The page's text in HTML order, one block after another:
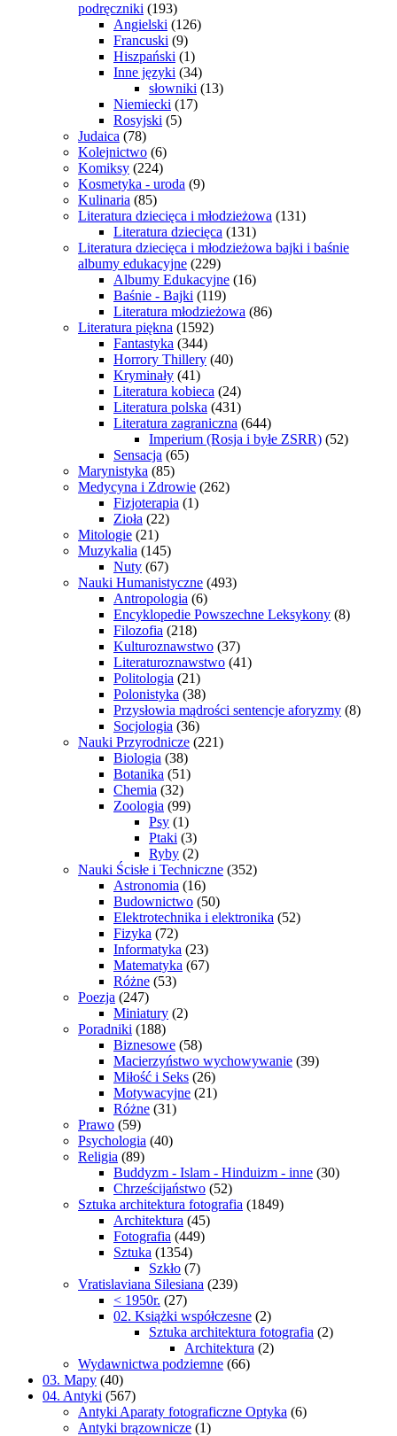
podręczniki (193)
Angielski (126)
Francuski (9)
Hiszpański (1)
Inne języki (34)
słowniki (13)
Niemiecki (17)
Rosyjski (5)
Judaica (78)
Kolejnictwo (6)
Komiksy (224)
Kosmetyka - uroda (9)
Kulinaria (85)
Literatura dziecięca i młodzieżowa (131)
Literatura dziecięca (131)
Literatura dziecięca i młodzieżowa bajki i baśnie
albumy edukacyjne (229)
Albumy Edukacyjne (16)
Baśnie - Bajki (119)
Literatura młodzieżowa (86)
Literatura piękna (1592)
Fantastyka (344)
Horrory Thillery (40)
Kryminały (41)
Literatura kobieca (24)
Literatura polska (431)
Literatura zagraniczna (644)
Imperium (Rosja i byłe ZSRR) (52)
Sensacja (65)
Marynistyka (85)
Medycyna i Zdrowie (262)
Fizjoterapia (1)
Zioła (22)
Mitologie (21)
Muzykalia (145)
Nuty (67)
Nauki Humanistyczne (493)
Antropologia (6)
Encyklopedie Powszechne Leksykony (8)
Filozofia (218)
Kulturoznawstwo (37)
Literaturoznawstwo (41)
Politologia (21)
Polonistyka (38)
Przysłowia mądrości sentencje aforyzmy (8)
Socjologia (36)
Nauki Przyrodnicze (221)
Biologia (38)
Botanika (51)
Chemia (32)
Zoologia (99)
Psy (1)
Ptaki (3)
Ryby (2)
Nauki Ścisłe i Techniczne (352)
Astronomia (16)
Budownictwo (50)
Elektrotechnika i elektronika (52)
Fizyka (72)
Informatyka (23)
Matematyka (67)
Różne (53)
Poezja (247)
Miniatury (2)
Poradniki (188)
Biznesowe (58)
Macierzyństwo wychowywanie (39)
Miłość i Seks (26)
Motywacyjne (21)
Różne (31)
Prawo (59)
Psychologia (40)
Religia (89)
Buddyzm - Islam - Hinduizm - inne (30)
Chrześcijaństwo (52)
Sztuka architektura fotografia (1849)
Architektura (45)
Fotografia (449)
Sztuka (1354)
Szkło (7)
Vratislaviana Silesiana (239)
< 1950r. (27)
02. Książki współczesne (2)
Sztuka architektura fotografia (2)
Architektura (2)
Wydawnictwa podziemne (66)
03. Mapy (40)
04. Antyki (567)
Antyki Aparaty fotograficzne Optyka (6)
Antyki brązownicze (1)